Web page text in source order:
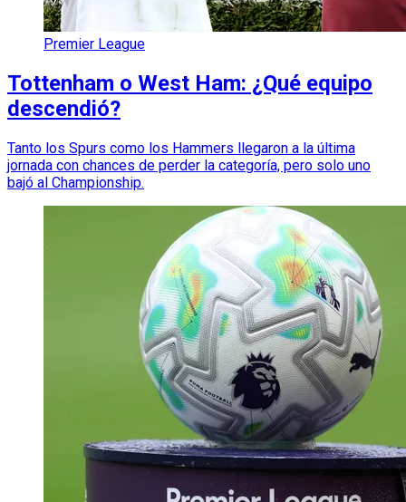
Premier League
Tottenham o West Ham: ¿Qué equipo
descendió?
Tanto los Spurs como los Hammers llegaron a la última
jornada con chances de perder la categoría, pero solo uno
bajó al Championship.